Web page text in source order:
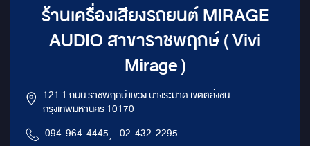
ร้านเครื่องเสียงรถยนต์ MIRAGE
AUDIO สาขาราชพฤกษ์ ( Vivi
Mirage )
121 1 ถนน ราชพฤกษ์ แขวง บางระมาด เขตตลิ่งชัน
กรุงเทพมหานคร 10170
094-964-4445, 02-432-2295